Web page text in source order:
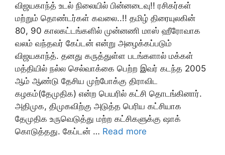
விஜயகாந்த் உடல் நிலையில் பின்னடைவு!! ரசிகர்கள்
மற்றும் தொண்டர்கள் கவலை..!! தமிழ் திரையுலகின்
80, 90 காலகட்டங்களில் முன்னணி மாஸ் ஹீரோவாக
வலம் வந்தவர் கேப்டன் என்று அழைக்கப்படும்
விஜயகாந்த். தனது கருத்துள்ள படங்களால் மக்கள்
மத்தியில் நல்ல செல்வாக்கை பெற்ற இவர் கடந்த 2005
ஆம் ஆண்டு தேசிய முற்போக்கு திராவிட
கழகம்(தேமுதிக) என்ற பெயரில் கட்சி தொடங்கினார்.
அதிமுக, திமுகவிற்கு அடுத்த பெரிய கட்சியாக
தேமுதிக உருவெடுத்து மற்ற கட்சிகளுக்கு ஷாக்
கொடுத்தது. கேப்டன் … Read more